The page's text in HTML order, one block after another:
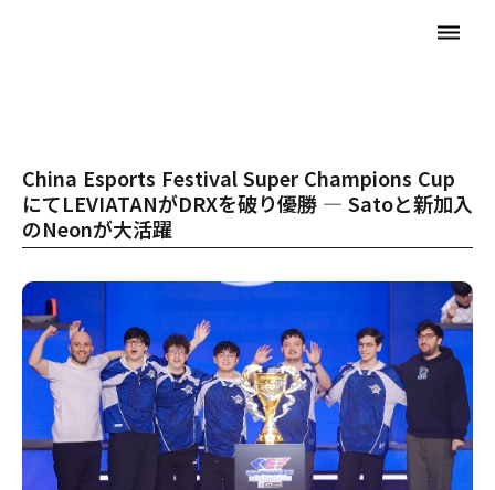
dehaze
China Esports Festival Super Champions Cup
にてLEVIATANがDRXを破り優勝 ― Satoと新加入
のNeonが大活躍